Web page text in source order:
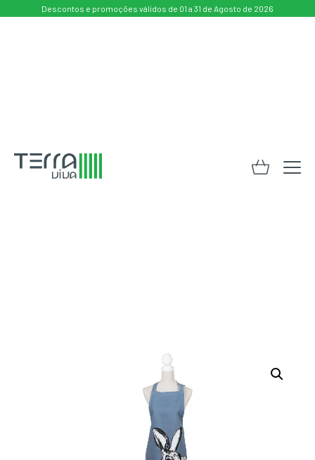
Descontos e promoções válidos de 01 a 31 de Agosto de 2026